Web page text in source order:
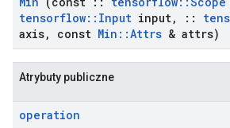
tensorflow:: Input input, ::
axis, const Min ::Attrs & attrs)
Atrybuty publiczne
operation